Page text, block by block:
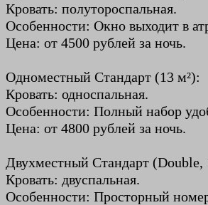
Кровать: полутороспальная.
Особенности: Окно выходит в
Цена: от 4500 рублей за ночь.
Одноместный Стандарт (13 м²):
Кровать: односпальная.
Особенности: Полный набор
Цена: от 4800 рублей за ночь.
Двухместный Стандарт (Double,
Кровать: двуспальная.
Особенности: Просторный